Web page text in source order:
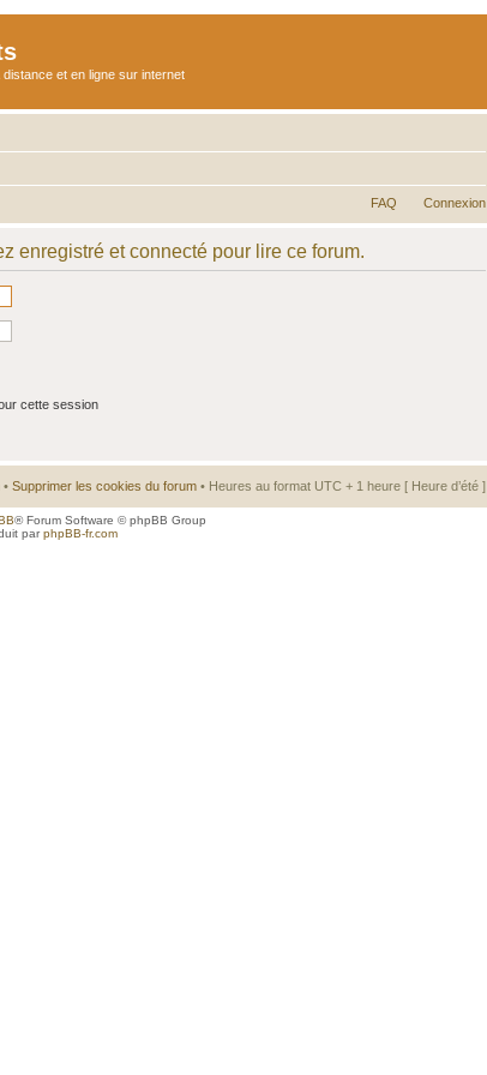
et en ligne sur internet
FAQ Connexion
enregistré et connecté pour lire ce forum.
cette session
• Supprimer les cookies du forum • Heures au format UTC + 1 heure [ Heure d’été ]
® Forum Software © phpBB Group
parphpBB-fr.com